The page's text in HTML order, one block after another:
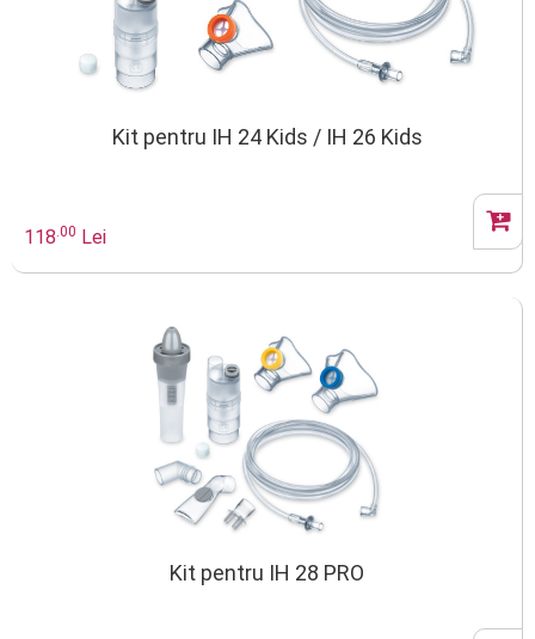
Kit pentru IH 24 Kids / IH 26 Kids
118.00 Lei
Kit pentru IH 28 PRO